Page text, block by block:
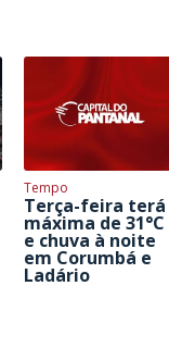
Tempo
Terça-feira terá
máxima de 31°C
e chuva à noite
em Corumbá e
Ladário